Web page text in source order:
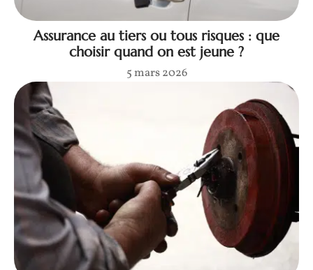
Assurance au tiers ou tous risques : que
choisir quand on est jeune ?
5 mars 2026